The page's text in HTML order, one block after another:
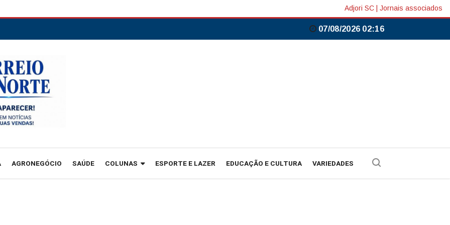
Adjori SC Jornais associados
07/08/2026 02:16
AGRONEGÓCIO SAÚDE COLUNAS ESPORTE E LAZER EDUCAÇÃO E CULTURA VARIEDADES